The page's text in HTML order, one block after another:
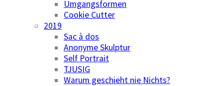
Umgangsformen
Cookie Cutter
2019
Sac à dos
Anonyme Skulptur
Self Portrait
TJUSIG
Warum geschieht nie Nichts?